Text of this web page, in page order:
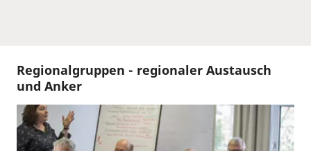
Regionalgruppen - regionaler Austausch
und Anker